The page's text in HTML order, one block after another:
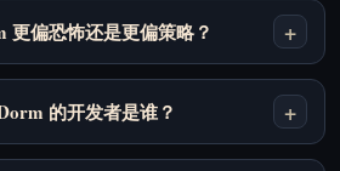
更偏恐怖还是更偏策略？ +
的开发者是谁？ +